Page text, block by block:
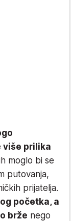
više prilika
moglo bi se
putovanja,
prijatelja.
početka, a
brže nego